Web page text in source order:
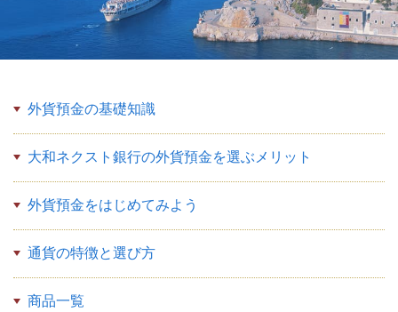
外貨預金の基礎知識
大和ネクスト銀行の外貨預金を選ぶメリット
外貨預金をはじめてみよう
通貨の特徴と選び方
商品一覧